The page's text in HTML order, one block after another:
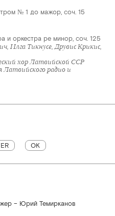
№ 1 до мажор, соч. 15
и оркестра ре минор, соч. 125
Илга Тикнусе, Друвис Крикис,
хор Латвийской ССР
радио и
OK